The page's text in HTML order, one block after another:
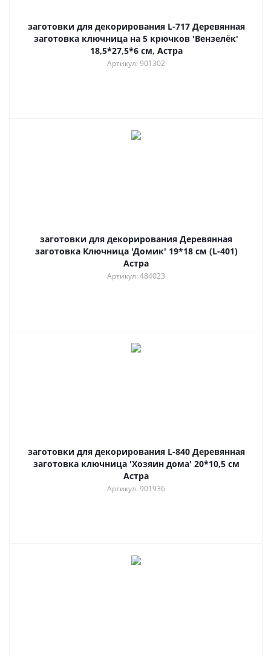
заготовки для декорирования L-717 Деревянная
заготовка ключница на 5 крючков 'Вензелёк'
18,5*27,5*6 см, Астра
Артикул: 901302
заготовки для декорирования Деревянная
заготовка Ключница 'Домик' 19*18 см (L-401)
Астра
Артикул: 484023
заготовки для декорирования L-840 Деревянная
заготовка ключница 'Хозяин дома' 20*10,5 см
Астра
Артикул: 901936